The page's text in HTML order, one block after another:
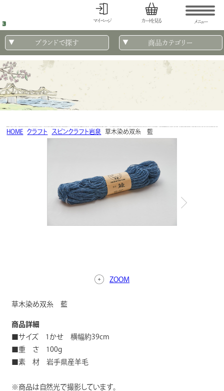
マイページ カートを見る メニュー
ブランドで探す 商品カテゴリー
HOME クラフト スピンクラフト岩泉 草木染め双糸 藍
ZOOM
草木染め双糸 藍
商品詳細
■サイズ 1かせ 横幅約39cm
■重 さ 100g
■素 材 岩手県産羊毛
※商品は自然光で撮影しています。